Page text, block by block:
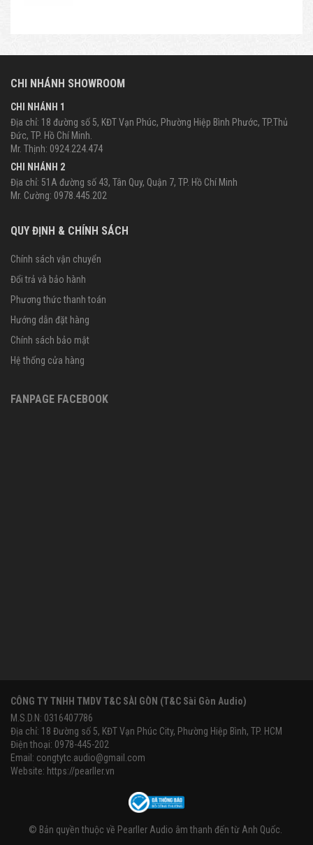
CHI NHÁNH SHOWROOM
CHI NHÁNH 1
Địa chỉ: 18 đường số 5, KĐT Vạn Phúc, Phường Hiệp Bình Phước, TP.Thủ
Đức, TP. Hồ Chí Minh.
Mr. Thịnh: 0924.224.474
CHI NHÁNH 2
Địa chỉ: 51A đường số 43, Tân Quy, Quận 7, TP. Hồ Chí Minh
Mr. Cường: 0978.445.202
QUY ĐỊNH & CHÍNH SÁCH
Chính sách vận chuyển
Đổi trả và bảo hành
Phương thức thanh toán
Hướng dẫn đặt hàng
Chính sách bảo mật
Hệ thống cửa hàng
FANPAGE FACEBOOK
CÔNG TY TNHH TMDV T&C SÀI GÒN (T&C Sài Gòn Audio)
M.S.D.N: 0316407786
Địa chỉ: 18 Đường số 5, KĐT Vạn Phúc City, Phường Hiệp Bình, TP. HCM
Điện thoại: 0978-445-202
Email: congtytc.audio@gmail.com
Website: https://pearller.vn
© Bản quyền thuộc về Pearller Audio âm thanh đến từ Anh Quốc